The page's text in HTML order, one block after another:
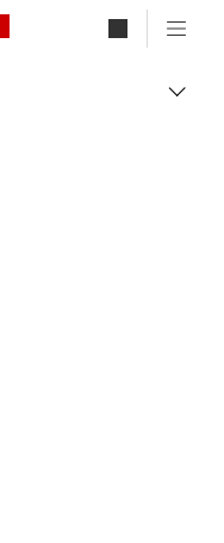
Canon Logo, back to